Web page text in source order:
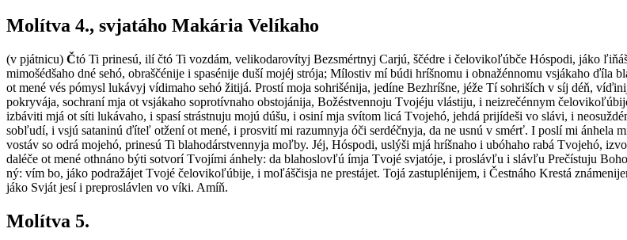
Molítva 4., svjatáho Makária Velíkaho
(v pjátnicu) Čtó Ti prinesú, ilí čtó Ti vozdám, velikodarovítyj Bezsmértnyj Carjú, ščédre i čelovikoľúbče Hóspodi, jáko
mimošédšaho dné sehó, obraščénije i spasénije duší mojéj strója; Mílostiv mí búdi hríšnomu i obnažénnomu vsjákaho
ot mené vés pómysl lukávyj vídimaho sehó žitijá. Prostí moja sohrišénija, jedíne Bezhríšne, jéže Tí sohriších v síj déň,
pokryvája, sochraní mja ot vsjákaho soprotívnaho obstojánija, Božéstvennoju Tvojéju vlástiju, i neizrečénnym
izbáviti mjá ot síti lukávaho, i spasí strástnuju mojú dúšu, i osiní mja svítom licá Tvojehó, jehdá prijídeši vo slávi, i
sobľudí, i vsjú sataninú ďíteľ otžení ot mené, i prosvití mi razumnyja óči serdéčnyja, da ne usnú v smérť. I poslí mi ánhela
vostáv so odrá mojehó, prinesú Ti blahodárstvennyja moľby. Jéj, Hóspodi, uslýši mjá hríšnaho i ubóhaho rabá Tvojehó,
daléče ot mené othnáno býti sotvorí Tvojími ánhely: da blahoslovľú ímja Tvojé svjatóje, i proslávľu i slávľu Prečístuju
ný: vím bo, jáko podražájet Tvojé čelovikoľúbije, i moľáščisja ne prestájet. Tojá zastuplénijem, i Čestnáho Krestá
jáko Svját jesí i preproslávlen vo víki. Amíň.
Molítva 5.